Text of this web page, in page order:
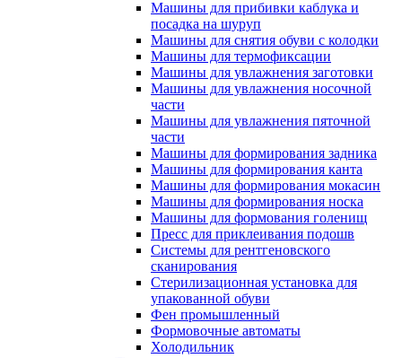
Машины для прибивки каблука и
посадка на шуруп
Машины для снятия обуви с колодки
Машины для термофиксации
Машины для увлажнения заготовки
Машины для увлажнения носочной
части
Машины для увлажнения пяточной
части
Машины для формирования задника
Машины для формирования канта
Машины для формирования мокасин
Машины для формирования носка
Машины для формования голенищ
Пресс для приклеивания подошв
Системы для рентгеновского
сканирования
Стерилизационная установка для
упакованной обуви
Фен промышленный
Формовочные автоматы
Холодильник